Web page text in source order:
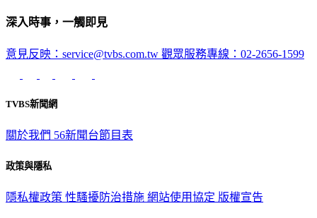
深入時事，一觸即見
意見反映：service@tvbs.com.tw 觀眾服務專線：02-2656-1599
TVBS新聞網
關於我們 56新聞台節目表
政策與隱私
隱私權政策 性騷擾防治措施 網站使用協定 版權宣告